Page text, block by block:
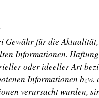
Gewähr für die
Informationen.
oder ideeller Art
Informationen
verursacht wurden,